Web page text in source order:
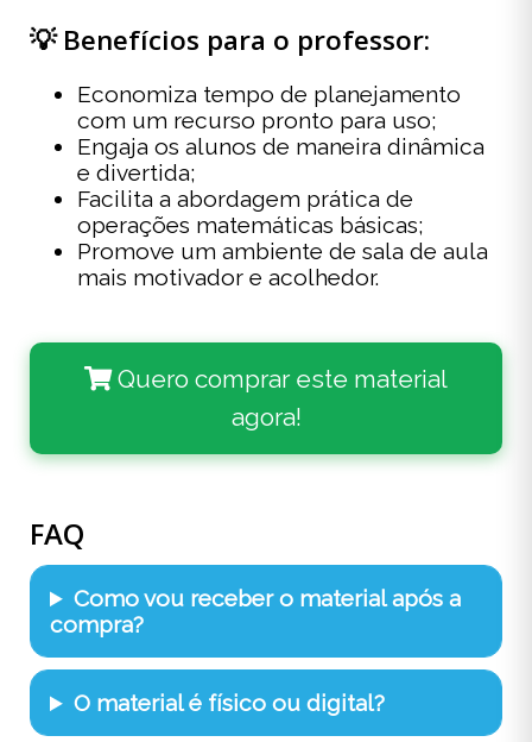
💡 Benefícios para o professor:
Economiza tempo de planejamento
com um recurso pronto para uso;
Engaja os alunos de maneira dinâmica
e divertida;
Facilita a abordagem prática de
operações matemáticas básicas;
Promove um ambiente de sala de aula
mais motivador e acolhedor.
Quero comprar este material
agora!
FAQ
Como vou receber o material após a
compra?
O material é físico ou digital?